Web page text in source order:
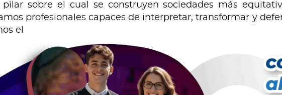
pilar sobre el cual se construyen sociedades más
profesionales capaces de interpretar, transformar y
el